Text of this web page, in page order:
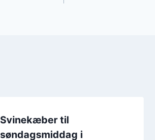
Svinekæber til
søndagsmiddag i